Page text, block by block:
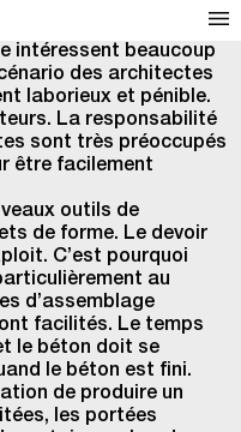
intéressent beaucoup
des architectes
laborieux et pénible.
La responsabilité
sont très préoccupés
être facilement
outils de
de forme. Le devoir
C’est pourquoi
au
d’assemblage
facilités. Le temps
le béton doit se
le béton est fini.
de produire un
les portées